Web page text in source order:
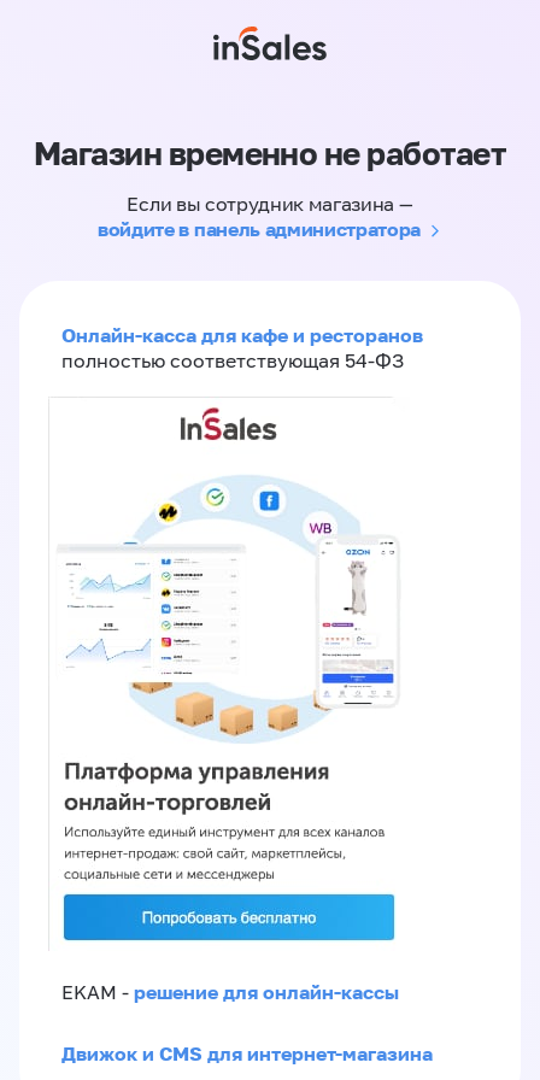
Магазин временно не работает
Если вы сотрудник магазина —
войдите в панель администратора
Онлайн-касса для кафе и ресторанов
полностью соответствующая 54-ФЗ
EKAM - решение для онлайн-кассы
Движок и CMS для интернет-магазина